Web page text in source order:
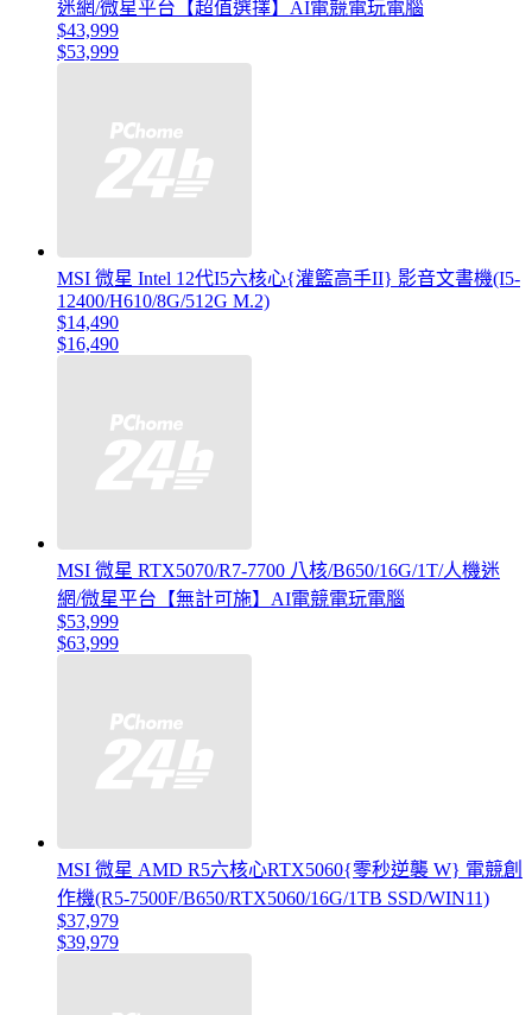
迷網/微星平台【超值選擇】AI電競電玩電腦
$43,999
$53,999
MSI 微星 Intel 12代I5六核心{灌籃高手II} 影音文書機(I5-
12400/H610/8G/512G M.2)
$14,490
$16,490
MSI 微星 RTX5070/R7-7700 八核/B650/16G/1T/人機迷
網/微星平台【無計可施】AI電競電玩電腦
$53,999
$63,999
MSI 微星 AMD R5六核心RTX5060{零秒逆襲 W} 電競創
作機(R5-7500F/B650/RTX5060/16G/1TB SSD/WIN11)
$37,979
$39,979